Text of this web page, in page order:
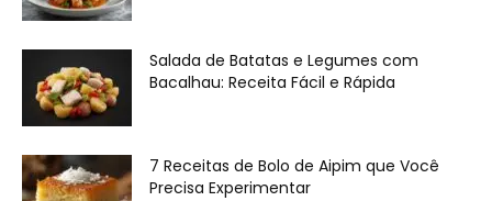
Salada de Batatas e Legumes com
Bacalhau: Receita Fácil e Rápida
7 Receitas de Bolo de Aipim que Você
Precisa Experimentar